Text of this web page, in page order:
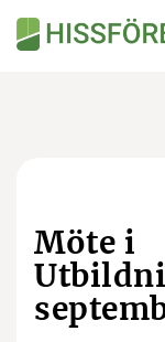
Kalender
Kunskapsbank
Möte i